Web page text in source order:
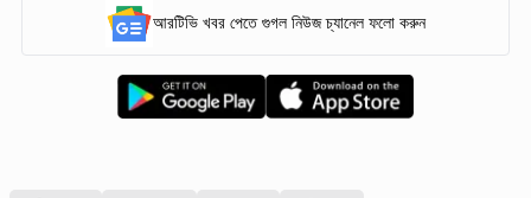
আরটিভি খবর পেতে গুগল নিউজ চ্যানেল ফলো করুন